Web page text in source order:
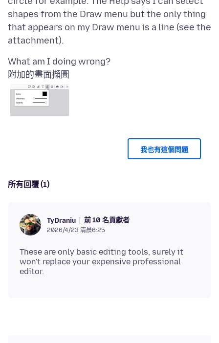
shapes from the Draw menu but the only thing
that appears on my Draw menu is a line (see the
附加的畫面擷圖
我也有這個問題
所有回覆 (1)
TyDraniu 前 10 名貢獻者
2026/4/23 清晨6:25
These are only basic editing tools, surely it
won't replace your expensive professional